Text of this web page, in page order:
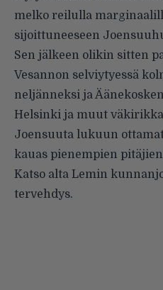
melko reilulla
sijoittuneeseen
Sen jälkeen olikin sitten
Vesannon selviytyessä
neljänneksi ja
Helsinki ja muut
Joensuuta lukuun
kauas pienempien
Katso alta Lemin
tervehdys.